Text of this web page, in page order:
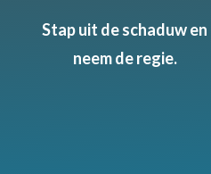
Stap uit de schaduw en
neem de regie.